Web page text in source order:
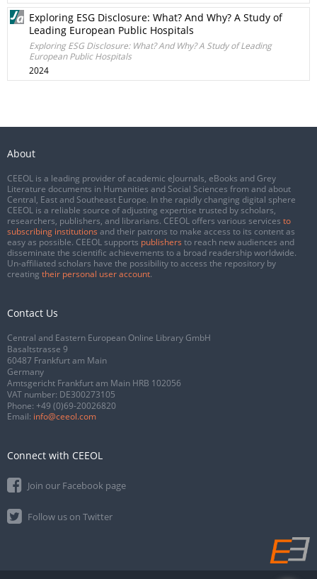
Exploring ESG Disclosure: What? And Why? A Study of
Leading European Public Hospitals
Exploring ESG Disclosure: What? And Why? A Study of Leading
European Public Hospitals
2024
About
CEEOL is a leading provider of academic eJournals, eBooks and Grey
Literature documents in Humanities and Social Sciences from and about
Central, East and Southeast Europe. In the rapidly changing digital sphere
CEEOL is a reliable source of adjusting expertise trusted by scholars,
researchers, publishers, and librarians. CEEOL offers various services to
subscribing institutions and their patrons to make access to its content as
easy as possible. CEEOL supports publishers to reach new audiences and
disseminate the scientific achievements to a broad readership worldwide.
Un-affiliated scholars have the possibility to access the repository by
creating their personal user account.
Contact Us
Central and Eastern European Online Library GmbH
Basaltstrasse 9
60487 Frankfurt am Main
Germany
Amtsgericht Frankfurt am Main HRB 102056
VAT number: DE300273105
Phone: +49 (0)69-20026820
Email: info@ceeol.com
Connect with CEEOL
Join our Facebook page
Follow us on Twitter